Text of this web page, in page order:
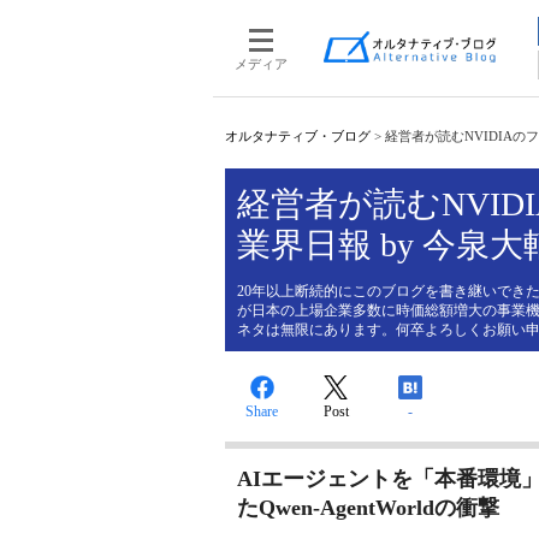
メディア
オルタナティブ・ブログ > 経営者が読むNVIDIAの
経営者が読む
業界日報 by 今泉大
20年以上断続的にこのブログを書き継いでき
が日本の上場企業多数に時価総額増大の事業
ネタは無限にあります。何卒よろしくお願い申
Share Post -
AIエージェントを「本番環境
たQwen-AgentWorldの衝撃